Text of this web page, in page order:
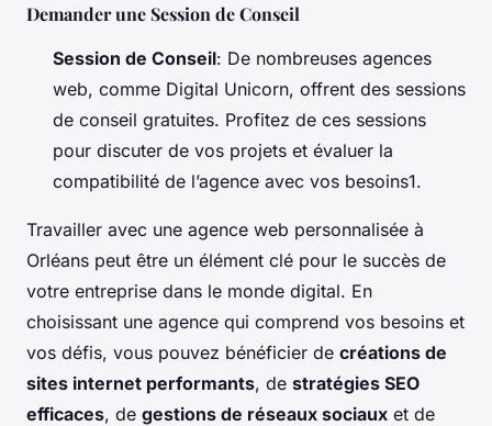
Demander une Session de Conseil
Session de Conseil: De nombreuses agences
web, comme Digital Unicorn, offrent des sessions
de conseil gratuites. Profitez de ces sessions
pour discuter de vos projets et évaluer la
compatibilité de l’agence avec vos besoins1.
Travailler avec une agence web personnalisée à
Orléans peut être un élément clé pour le succès de
votre entreprise dans le monde digital. En
choisissant une agence qui comprend vos besoins et
vos défis, vous pouvez bénéficier de créations de
sites internet performants, de stratégies SEO
efficaces, de gestions de réseaux sociaux et de